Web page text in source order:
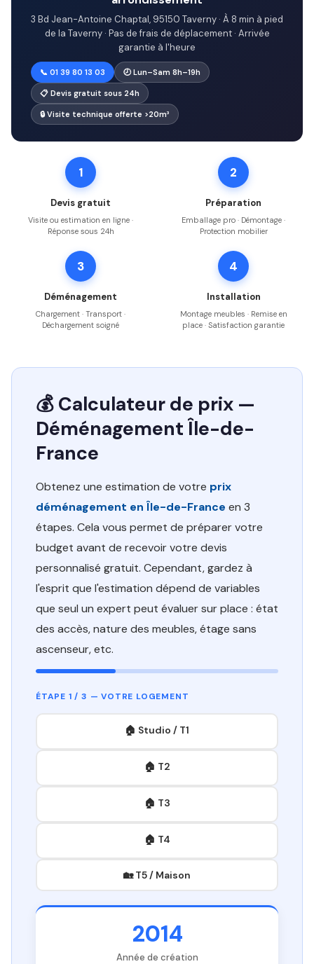
3 Bd Jean-Antoine Chaptal, 95150 Taverny · À 8 min à pied
de la Taverny · Pas de frais de déplacement · Arrivée
garantie à l'heure
📞 01 39 80 13 03 🕗 Lun–Sam 8h–19h
📋 Devis gratuit sous 24h
🔒 Visite technique offerte >20m³
1
Devis gratuit
Visite ou estimation en ligne ·
Réponse sous 24h
2
Préparation
Emballage pro · Démontage ·
Protection mobilier
3
Déménagement
Chargement · Transport ·
Déchargement soigné
4
Installation
Montage meubles · Remise en
place · Satisfaction garantie
💰 Calculateur de prix —
Déménagement Île-de-
France
Obtenez une estimation de votre prix
déménagement en Île-de-France en 3
étapes. Cela vous permet de préparer votre
budget avant de recevoir votre devis
personnalisé gratuit. Cependant, gardez à
l'esprit que l'estimation dépend de variables
que seul un expert peut évaluer sur place : état
des accès, nature des meubles, étage sans
ascenseur, etc.
ÉTAPE 1 / 3 — VOTRE LOGEMENT
🏠 Studio / T1
🏠 T2
🏠 T3
🏠 T4
🏡 T5 / Maison
2014
Année de création